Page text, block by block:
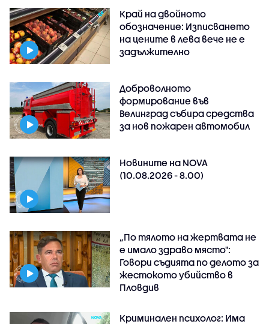
Край на двойното
обозначение: Изписването
на цените в лева вече не е
задължително
Доброволното
формирование във
Велинград събира средства
за нов пожарен автомобил
Новините на NOVA
(10.08.2026 - 8.00)
„По тялото на жертвата не
е имало здраво място":
Говори съдията по делото за
жестокото убийство в
Пловдив
Криминален психолог: Има